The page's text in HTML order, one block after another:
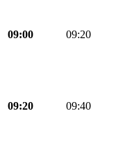
09:00 09:20
09:20 09:40